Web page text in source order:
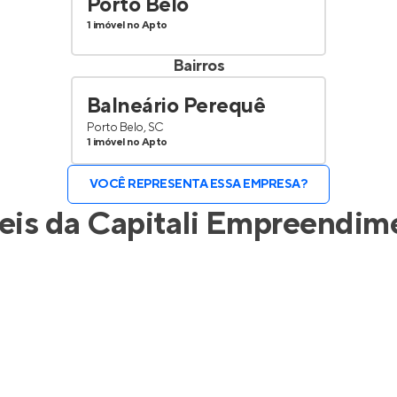
1 imóvel no Apto
Bairros
Balneário Perequê
Porto Belo, SC
1 imóvel no Apto
VOCÊ REPRESENTA ESSA EMPRESA?
da Capitali